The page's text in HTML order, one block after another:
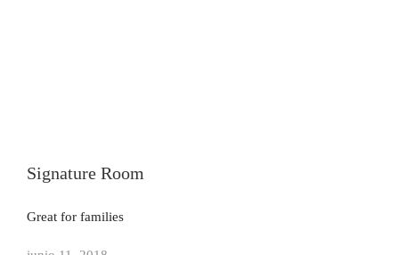
Signature Room
Great for families